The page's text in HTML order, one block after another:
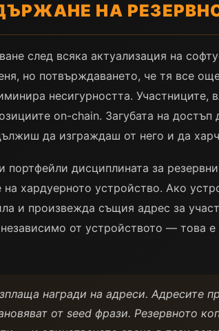
НА
след всяка актуализация на
но потвърждаването, че тя все
несигурността.
on-chain. Загубата на
да изграждаш от него и да
портфейли дисциплината за
на хардуерното устройство. Ако
и произвежда същия адрес за
от устройството — това
награди на адреси. Адресите
от seed фрази. Резервното